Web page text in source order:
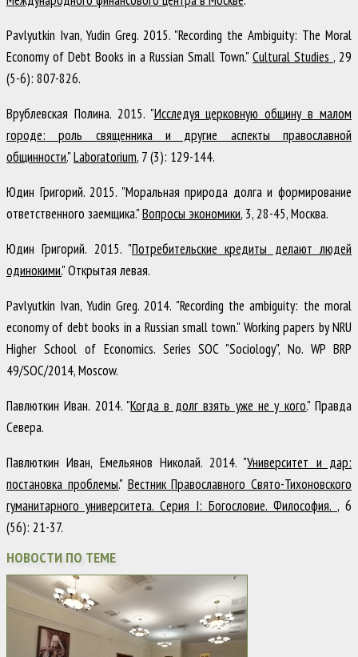
Pavlyutkin Ivan, Yudin Greg. 2015. "Recording the Ambiguity: The Moral
Economy of Debt Books in a Russian Small Town." Cultural Studies , 29
(5-6): 807-826.
Врублевская Полина. 2015. "Исследуя церковную общину в малом
городе: роль священника и другие аспекты православной
общинности."Laboratorium, 7(3): 129-144.
Юдин Григорий.2015. "Моральная природа долга и формирование
ответственного заемщика."Вопросы экономики, 3,28-45,Москва.
Юдин Григорий. 2015. "Потребительские кредиты делают людей
одинокими."Открытая левая.
Pavlyutkin Ivan, Yudin Greg.2014. "Recording the ambiguity: the moral
economy of debt books in a Russian small town." Working papers by NRU
Higher School of Economics. Series SOC "Sociology",No. WP BRP
49/SOC/2014,Moscow.
Павлюткин Иван. 2014. "Когда в долг взять уже не у кого." Правда
Севера.
Павлюткин Иван, Емельянов Николай.2014. "Университет и дар:
постановка проблемы." Вестник Православного Свято-Тихоновского
гуманитарного университета. Серия I: Богословие. Философия. , 6
(56): 21-37.
НОВОСТИ ПО ТЕМЕ